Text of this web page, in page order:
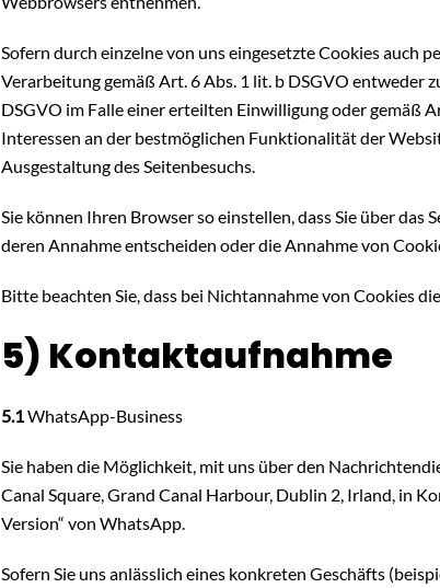
Sofern durch einzelne von uns eingesetzte Cookies auch
Verarbeitung gemäß Art. 6 Abs. 1 lit. b DSGVO entweder
DSGVO im Falle einer erteilten Einwilligung oder gemäß
Interessen an der bestmöglichen Funktionalität der
Ausgestaltung des Seitenbesuchs.
Sie können Ihren Browser so einstellen, dass Sie über
deren Annahme entscheiden oder die Annahme von
Bitte beachten Sie, dass bei Nichtannahme von Cookies
5) Kontaktaufnahme
5.1WhatsApp-Business
Sie haben die Möglichkeit, mit uns über den
Canal Square, Grand Canal Harbour, Dublin 2, Irland, in
Version“ von WhatsApp.
Sofern Sie uns anlässlich eines konkreten Geschäfts